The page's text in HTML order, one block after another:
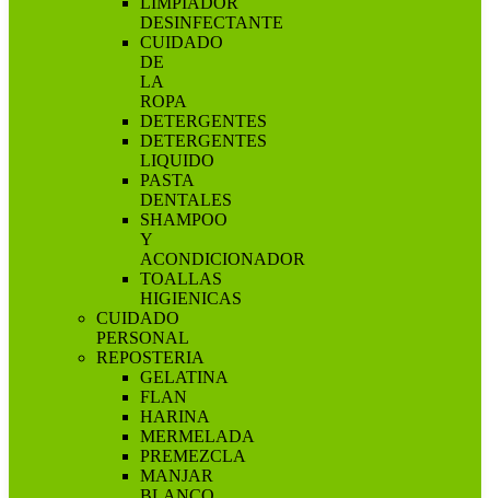
DESINFECTANTE
CUIDADO
DE
LA
ROPA
DETERGENTES
DETERGENTES
LIQUIDO
PASTA
DENTALES
SHAMPOO
Y
ACONDICIONADOR
TOALLAS
HIGIENICAS
CUIDADO
PERSONAL
REPOSTERIA
GELATINA
FLAN
HARINA
MERMELADA
PREMEZCLA
MANJAR